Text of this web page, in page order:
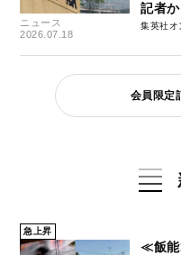
ニュース
2026.07.18
記者
集英社オ
会員限定
急上昇
≪飯能